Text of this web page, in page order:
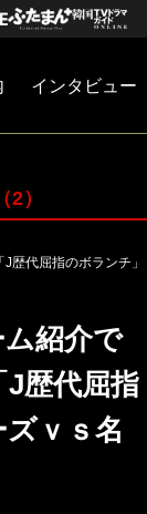
インタビュー
（2）
歴代屈指のボランチ」
紹介で
歴代屈指
ｖｓ名